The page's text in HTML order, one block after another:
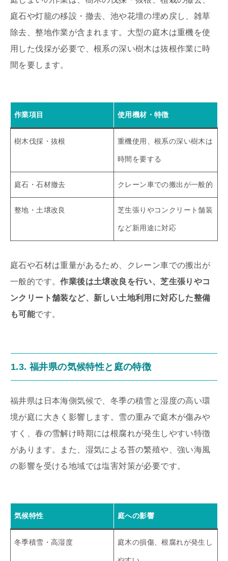
庭石や灯籠の移設・撤去、池や花壇の埋め戻し、雑草
除去、整地作業が含まれます。大型の庭木は重機を使
用した伐採が必要で、根系の深い樹木は抜根作業に時
間を要します。
作業項目 使用機材・特徴
樹木伐採・抜根 重機使用、根系の深い樹木は
時間を要する
庭石・石材撤去 クレーン車での搬出が一般的
整地・土壌改良 芝生張りやコンクリート舗装
など新用途に対応
庭石や石材は重量があるため、クレーン車での搬出が
一般的です。作業後は土壌改良を行い、芝生張りやコ
ンクリート舗装など、新しい土地利用に対応した整備
も可能です。
1.3. 福井県の気候特性と庭の特徴
福井県は日本海側気候で、冬季の積雪と湿度の高い環
境が庭に大きく影響します。雪の重みで庭木が傷みや
すく、春の雪解け時期には根腐れが発生しやすい特徴
があります。また、湿気による苔の繁殖や、強い海風
の影響を受ける地域では塩害対策が必要です。
気候特性 庭への影響
冬季積雪・高湿度 庭木の損傷、根腐れが発生し